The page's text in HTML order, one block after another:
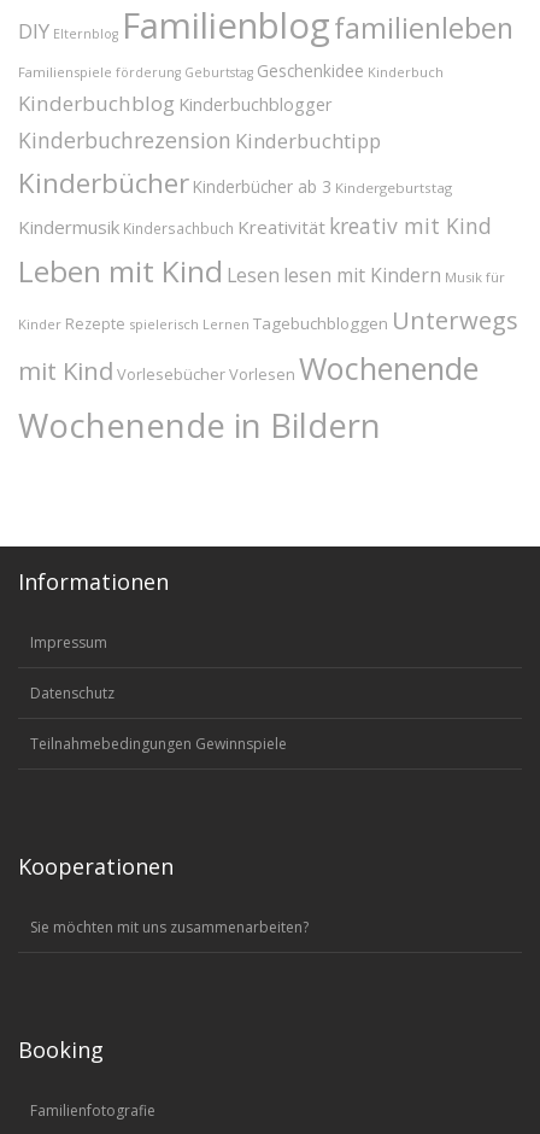
DIY Elternblog Familienblogfamilienleben
Familienspiele förderung Geburtstag Geschenkidee Kinderbuch
Kinderbuchblog Kinderbuchblogger
Kinderbuchrezension Kinderbuchtipp
Kinderbücher Kinderbücher ab 3 Kindergeburtstag
Kindermusik Kindersachbuch Kreativität kreativ mit Kind
Leben mit Kind Lesen lesen mit Kindern Musik für
Kinder Rezepte spielerisch Lernen Tagebuchbloggen Unterwegs
mit Kind VorlesebücherVorlesen Wochenende
Wochenende in Bildern
Informationen
Impressum
Datenschutz
Teilnahmebedingungen Gewinnspiele
Kooperationen
Sie möchten mit uns zusammenarbeiten?
Booking
Familienfotografie